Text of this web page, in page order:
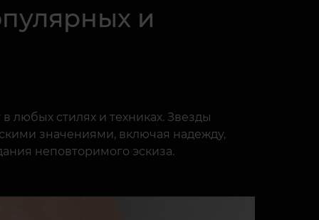
и
любых стилях и техниках. Звезды
значениями, включая надежду,
неповторимого эскиза.